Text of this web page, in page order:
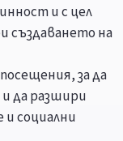
и с цел
създаването на
за да
да разшири
социални